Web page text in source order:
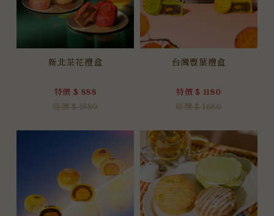
新北茶花禮盒
原價 $ 1580
特價 $ 888
台灣豐葉禮盒
原價 $ 1680
特價 $ 1180